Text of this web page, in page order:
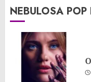
NEBULOSA